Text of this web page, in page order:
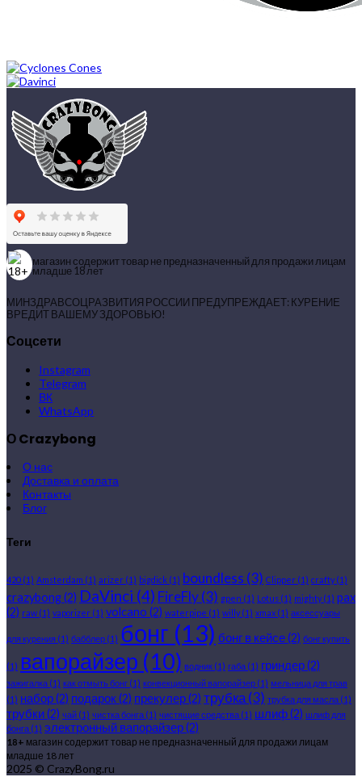
магазин содержит товар не предназначенный для продажи лицам
младше 18 лет
МИНЗДРАВСОЦРАЗВИТИЯ РОССИИ ПРЕДУПРЕЖДАЕТ: КУРЕНИЕ
ВРЕДИТ ВАШЕМУ ЗДОРОВЬЮ!
Соцсети
Instagram
Telegram
ВК
WhatsApp
О Crazybong
О нас
Доставка и оплата
Контакты
Блог
Теги
420 (1) Amsterdam (1) arizer (1) bigdick (1) boundless (3) Clipper (1) crafty(1)
crazybong(2) DaVinci (4) FireFly(3) gpen (1) Lotus (1) mighty(1) pax
(2) raw (1) vaporizer (1) volcano (2) waterpipe (1) willy(1) xmax (1) аксессуары
для курения (1) бабблер (1) бонг (13) бонг в кейсе(2) бонг купить
(1) вапорайзер (10) водник (1) габа (1) гриндер(2)
зажигалка (1) как отмыть бонг (1) конвекционный вапорайзер (1) мельница для трав
(1) набор(2) подарок(2) прекулер(2) трубка(3) трубка для масла (1)
трубки(2) чай (1) чистка бонга (1) чистящие средства (1) шлиф(2) шлиф для
бонга (1) электронный вапорайзер(2)
18+ магазин содержит товар не предназначенный для продажи лицам
младше 18 лет
2025 © CrazyBong.ru